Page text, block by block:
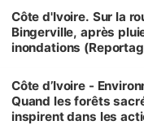
(Alassane Ouattara
Côte d'Ivoire. Sur la
Bingerville, après
inondations
Côte d’Ivoire -
Quand les forêts
inspirent dans les